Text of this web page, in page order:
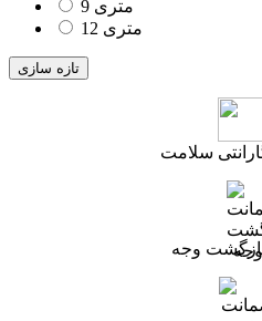
9 متری
12 متری
سلامت
وجه